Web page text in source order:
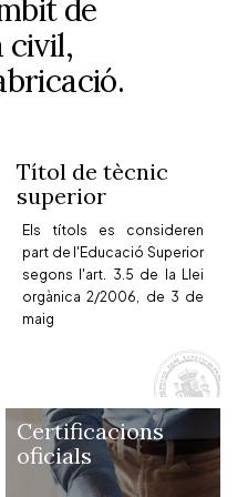
de
civil,
Títol de tècnic
superior
Els títols es consideren
part de l'Educació Superior
segons l'art. 3.5 de la Llei
orgànica 2/2006, de 3 de
maig
Certificacions
oficials